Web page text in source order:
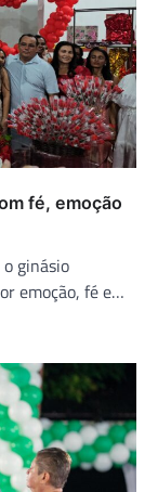
fé, emoção
ginásio
emoção, fé e…